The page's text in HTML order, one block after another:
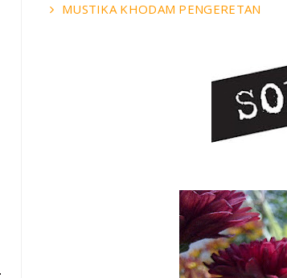
MUSTIKA KHODAM PENGERETAN